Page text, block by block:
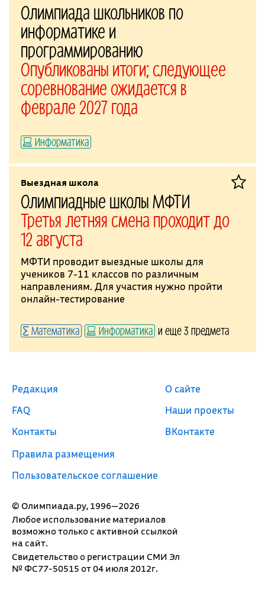
Олимпиада школьников по
информатике и
программированию
Опубликованы итоги; следующее
соревнование ожидается в
феврале 2027 года
Информатика
Выездная школа
Олимпиадные школы МФТИ
Третья летняя смена проходит до
12 августа
МФТИ проводит выездные школы для
учеников 7-11 классов по различным
направлениям. Для участия нужно пройти
онлайн-тестирование
Математика Информатика и еще 3 предмета
© Олимпиада.ру, 1996—2026
Любое использование материалов
возможно только с активной ссылкой
на сайт.
Свидетельство о регистрации СМИ Эл
№ ФС77-50515 от 04 июля 2012г.
Редакция
FAQ
Контакты
Правила размещения
Пользовательское соглашение
О сайте
Наши проекты
ВКонтакте